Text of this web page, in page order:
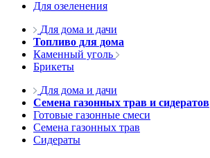
Для озеленения
Для дома и дачи
Топливо для дома
Каменный уголь
Брикеты
Для дома и дачи
Семена газонных трав и сидератов
Готовые газонные смеси
Семена газонных трав
Сидераты